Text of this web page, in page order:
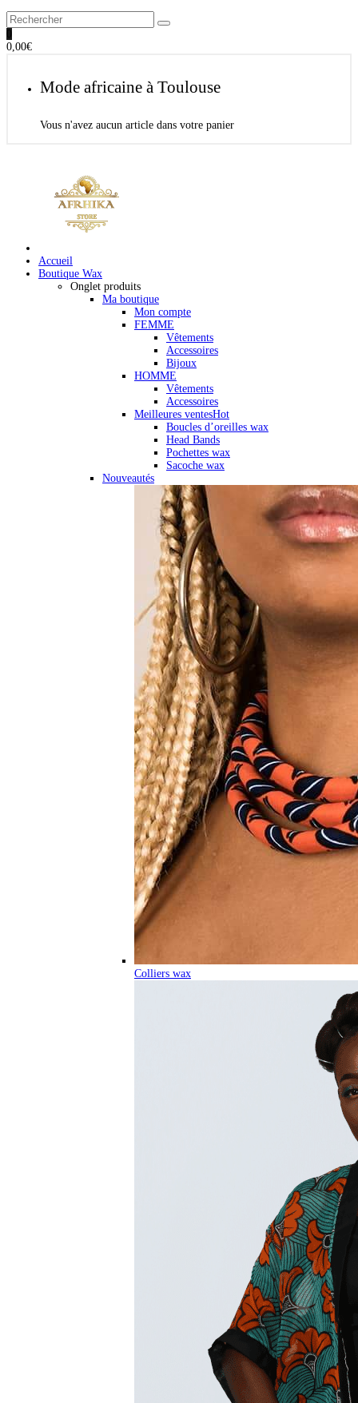
0
0,00€
Mode africaine à Toulouse
Vous n'avez aucun article dans votre panier
Accueil
Boutique Wax
Onglet produits
Ma boutique
Mon compte
FEMME
Vêtements
Accessoires
Bijoux
HOMME
Vêtements
Accessoires
Meilleures ventesHot
Boucles d’oreilles wax
Head Bands
Pochettes wax
Sacoche wax
Nouveautés
Colliers wax